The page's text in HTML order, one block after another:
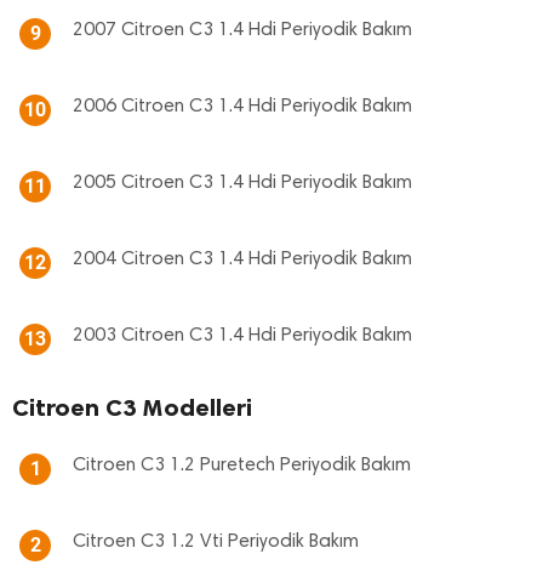
9 2007 Citroen C3 1.4 Hdi Periyodik Bakım
10 2006 Citroen C3 1.4 Hdi Periyodik Bakım
11 2005 Citroen C3 1.4 Hdi Periyodik Bakım
12 2004 Citroen C3 1.4 Hdi Periyodik Bakım
13 2003 Citroen C3 1.4 Hdi Periyodik Bakım
Citroen C3 Modelleri
1 Citroen C3 1.2 Puretech Periyodik Bakım
2 Citroen C3 1.2 Vti Periyodik Bakım